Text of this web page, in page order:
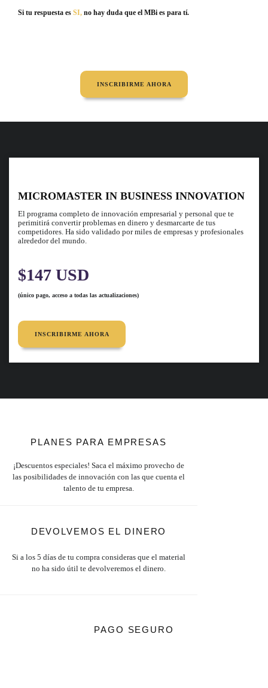
Si tu respuesta es SI, no hay duda que el MBi es para tí.
INSCRIBIRME AHORA
MICROMASTER IN BUSINESS INNOVATION
El programa completo de innovación empresarial y personal que te
perimitirá convertir problemas en dinero y desmarcarte de tus
competidores. Ha sido validado por miles de empresas y profesionales
alrededor del mundo.
$147 USD
(único pago, acceso a todas las actualizaciones)
INSCRIBIRME AHORA
PLANES PARA EMPRESAS
¡Descuentos especiales! Saca el máximo provecho de
las posibilidades de innovación con las que cuenta el
talento de tu empresa.
DEVOLVEMOS EL DINERO
Si a los 5 días de tu compra consideras que el material
no ha sido útil te devolveremos el dinero.
PAGO SEGURO